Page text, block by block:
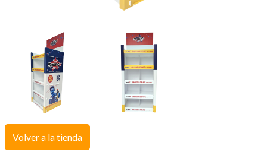
Volver a la tienda